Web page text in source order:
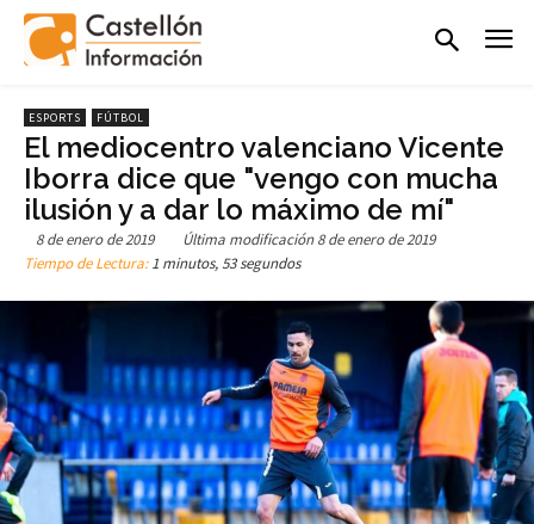
ESPORTS FÚTBOL
El mediocentro valenciano Vicente
Iborra dice que "vengo con mucha
ilusión y a dar lo máximo de mí"
8 de enero de 2019 Última modificación 8 de enero de 2019
Tiempo de Lectura:1 minutos, 53 segundos